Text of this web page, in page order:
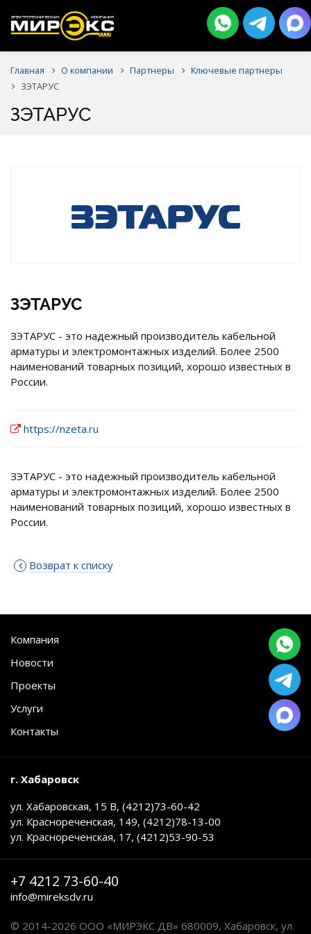
Главная О компании Партнеры
Ключевые партнеры
ЗЭТАРУС
ЗЭТАРУС
ЗЭТАРУС
ЗЭТАРУС - это надежный производитель кабельной
арматуры и электромонтажных изделий. Более 2500
наименований товарных позиций, хорошо известных в
России.
https://nzeta.ru
ЗЭТАРУС - это надежный производитель кабельной
арматуры и электромонтажных изделий. Более 2500
наименований товарных позиций, хорошо известных в
России.
Возврат к списку
Компания
Новости
Проекты
Услуги
Контакты
г. Хабаровск
ул. Хабаровская, 15 В, (4212)73-60-42
ул. Краснореченская, 149, (4212)78-13-00
ул. Краснореченская, 17, (4212)53-90-53
+7 4212 73-60-40
info@mireksdv.ru
© 2014-2026 ООО «МИРЭКС ДВ» 680009, Хабаровск, ул.